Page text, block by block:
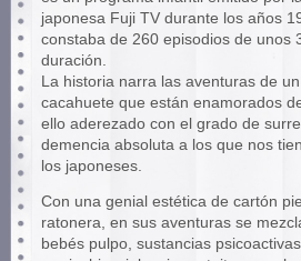
japonesa Fuji TV durante los años
constaba de 260 episodios de unos
duración.
La historia narra las aventuras de
cacahuete que están enamorados
ello aderezado con el grado de
demencia absoluta a los que nos
los japoneses.
Con una genial estética de cartón
ratonera, en sus aventuras se
bebés pulpo, sustancias